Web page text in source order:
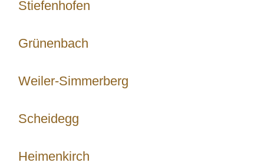
Stiefenhofen
Grünenbach
Weiler-Simmerberg
Scheidegg
Heimenkirch